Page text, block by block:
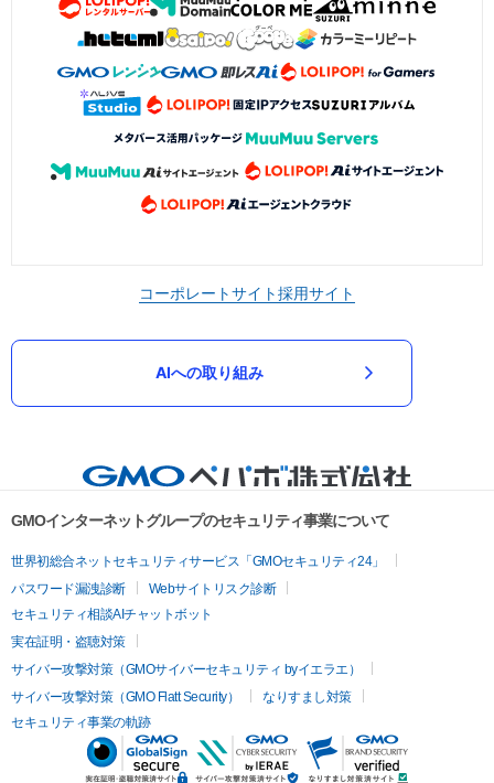
コーポレートサイト採用サイト
AIへの取り組み
GMOインターネットグループのセキュリティ事業について
世界初総合ネットセキュリティサービス「GMOセキュリティ24」
パスワード漏洩診断
Webサイトリスク診断
セキュリティ相談AIチャットボット
実在証明・盗聴対策
サイバー攻撃対策（GMOサイバーセキュリティ byイエラエ）
サイバー攻撃対策（GMO Flatt Security）
なりすまし対策
セキュリティ事業の軌跡